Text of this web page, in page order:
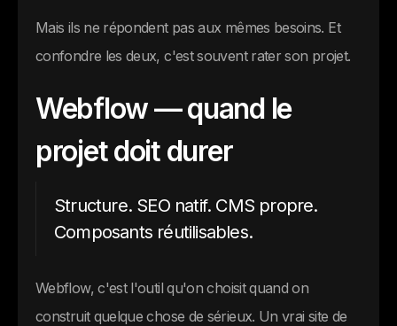
Mais ils ne répondent pas aux mêmes besoins. Et
confondre les deux, c'est souvent rater son projet.
Webflow — quand le
projet doit durer
Structure. SEO natif. CMS propre.
Composants réutilisables.
Webflow, c'est l'outil qu'on choisit quand on
construit quelque chose de sérieux. Un vrai site de